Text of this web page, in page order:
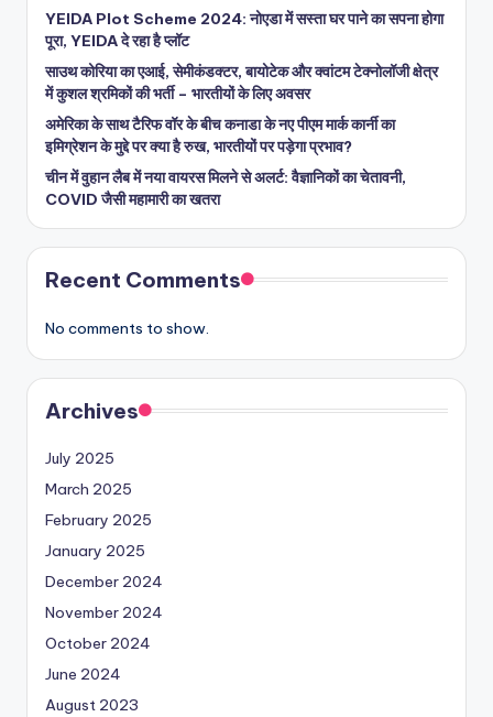
YEIDA Plot Scheme 2024: नोएडा में सस्ता घर पाने का सपना होगा
पूरा, YEIDA दे रहा है प्लॉट
साउथ कोरिया का एआई, सेमीकंडक्टर, बायोटेक और क्वांटम टेक्नोलॉजी क्षेत्र
में कुशल श्रमिकों की भर्ती – भारतीयों के लिए अवसर
अमेरिका के साथ टैरिफ वॉर के बीच कनाडा के नए पीएम मार्क कार्नी का
इमिग्रेशन के मुद्दे पर क्या है रुख, भारतीयों पर पड़ेगा प्रभाव?
चीन में वुहान लैब में नया वायरस मिलने से अलर्ट: वैज्ञानिकों का चेतावनी,
COVID जैसी महामारी का खतरा
Recent Comments
No comments to show.
Archives
July 2025
March 2025
February 2025
January 2025
December 2024
November 2024
October 2024
June 2024
August 2023